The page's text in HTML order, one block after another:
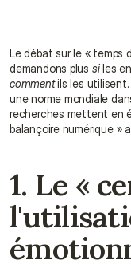
Le débat sur le « temps
demandons plus si
comment ils les utilisent.
une norme mondiale
recherches mettent en
balançoire numérique »
1. Le «